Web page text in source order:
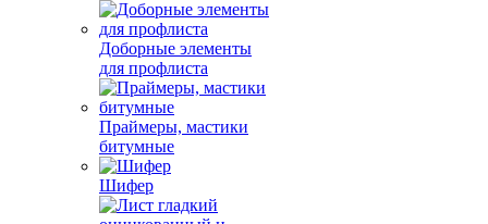
Доборные элементы
для профлиста
Праймеры, мастики
битумные
Шифер